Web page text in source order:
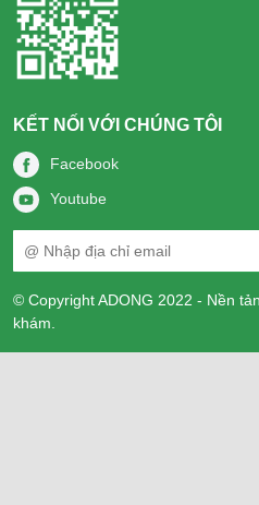
KẾT NỐI VỚI CHÚNG TÔI
Facebook
Youtube
© Copyright ADONG 2022 - Nền
khám.